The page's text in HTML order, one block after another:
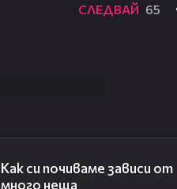
СЛЕДВАЙ 65
Как си почиваме зависи от
много неща